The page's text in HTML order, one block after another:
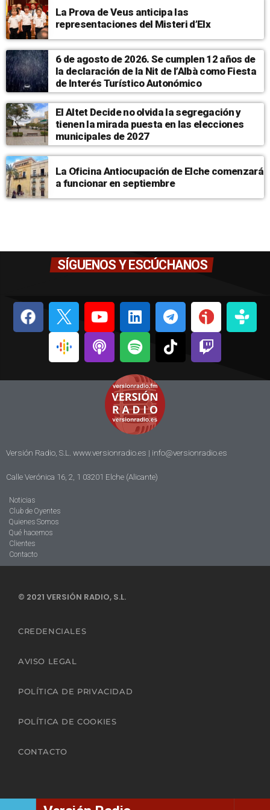
La Prova de Veus anticipa las
representaciones del Misteri d’Elx
6 de agosto de 2026. Se cumplen 12 años de
la declaración de la Nit de l’Albà como Fiesta
de Interés Turístico Autonómico
El Altet Decide no olvida la segregación y
tienen la mirada puesta en las elecciones
municipales de 2027
La Oficina Antiocupación de Elche comenzará
a funcionar en septiembre
SÍGUENOS Y ESCÚCHANOS
Versión Radio, S.L. www.versionradio.es | info@versionradio.es
Calle Verónica 16, 2, 1 03201 Elche (Alicante)
Noticias
Club de Oyentes
Quienes Somos
Qué hacemos
Clientes
Contacto
© 2021 VERSIÓN RADIO, S.L.
CREDENCIALES
AVISO LEGAL
POLÍTICA DE PRIVACIDAD
POLÍTICA DE COOKIES
CONTACTO